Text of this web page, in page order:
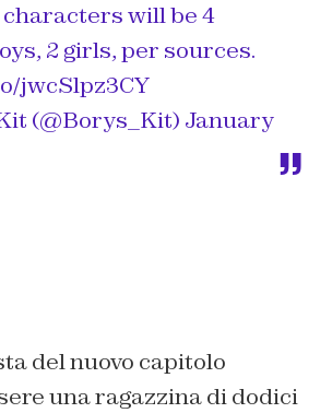
will be 4
2 girls, per sources.
jwcSlpz3CY
(@Borys_Kit) January
del nuovo capitolo
una ragazzina di dodici